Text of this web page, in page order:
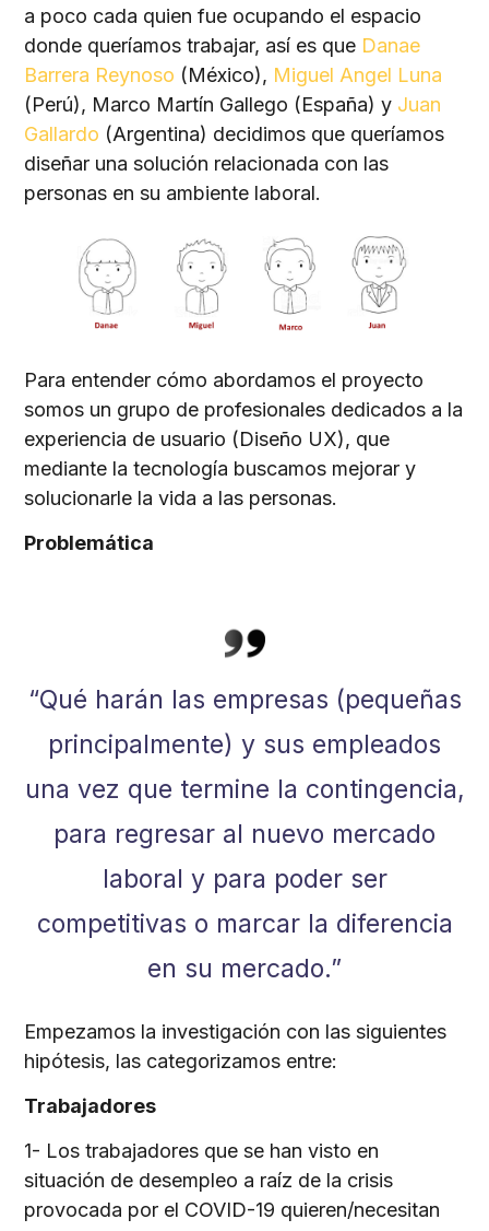
a poco cada quien fue ocupando el espacio
donde queríamos trabajar, así es que Danae
Barrera Reynoso (México), Miguel Angel Luna
(Perú), Marco Martín Gallego (España) y Juan
Gallardo (Argentina) decidimos que queríamos
diseñar una solución relacionada con las
personas en su ambiente laboral.
Para entender cómo abordamos el proyecto
somos un grupo de profesionales dedicados a la
experiencia de usuario (Diseño UX), que
mediante la tecnología buscamos mejorar y
solucionarle la vida a las personas.
Problemática
“Qué harán las empresas (pequeñas
principalmente) y sus empleados
una vez que termine la contingencia,
para regresar al nuevo mercado
laboral y para poder ser
competitivas o marcar la diferencia
en su mercado.”
Empezamos la investigación con las siguientes
hipótesis, las categorizamos entre:
Trabajadores
1- Los trabajadores que se han visto en
situación de desempleo a raíz de la crisis
provocada por el COVID-19 quieren/necesitan